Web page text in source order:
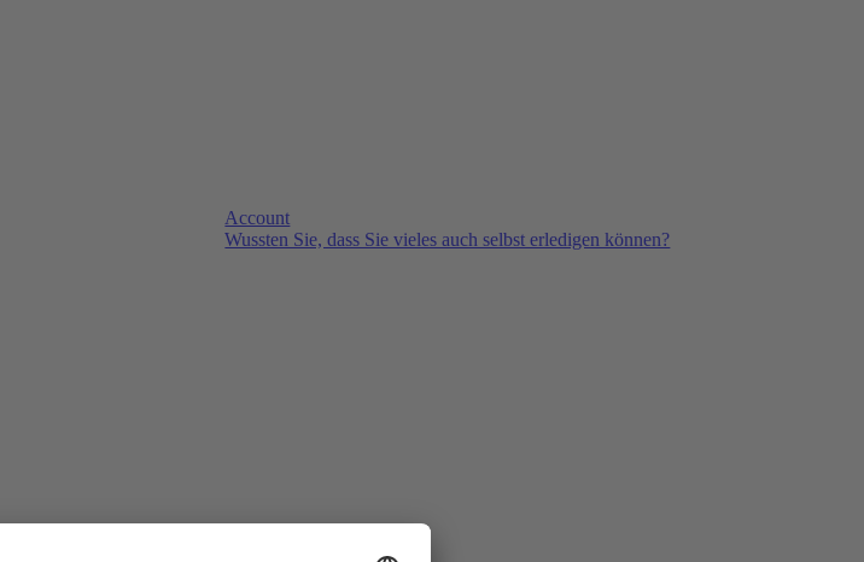
Account
Wussten Sie, dass Sie vieles auch selbst erledigen können?